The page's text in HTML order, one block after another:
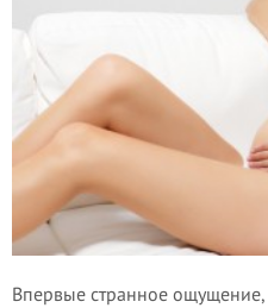
Впервые странное